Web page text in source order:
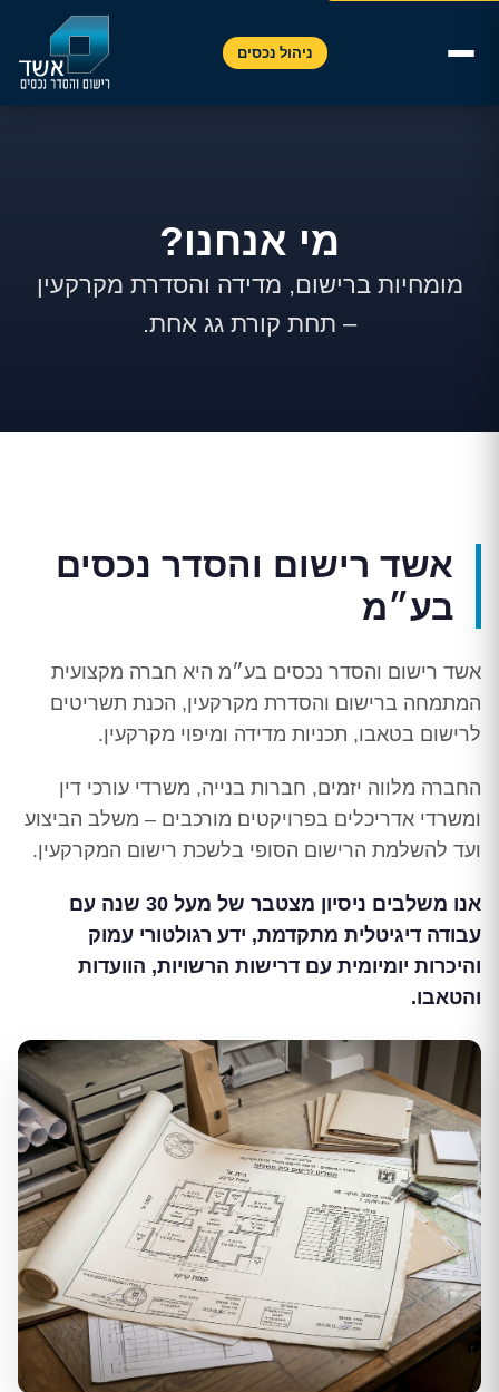
ניהול נכסים
מי אנחנו?
מומחיות ברישום, מדידה והסדרת מקרקעין
– תחת קורת גג אחת.
אשד רישום והסדר נכסים
בע״מ
אשד רישום והסדר נכסים בע״מ היא חברה מקצועית
המתמחה ברישום והסדרת מקרקעין, הכנת תשריטים
לרישום בטאבו, תכניות מדידה ומיפוי מקרקעין.
החברה מלווה יזמים, חברות בנייה, משרדי עורכי דין
ומשרדי אדריכלים בפרויקטים מורכבים – משלב הביצוע
ועד להשלמת הרישום הסופי בלשכת רישום המקרקעין.
אנו משלבים ניסיון מצטבר של מעל 30 שנה עם
עבודה דיגיטלית מתקדמת, ידע רגולטורי עמוק
והיכרות יומיומית עם דרישות הרשויות, הוועדות
והטאבו.
Accessibility toolbar available. Press Alt+A to open.